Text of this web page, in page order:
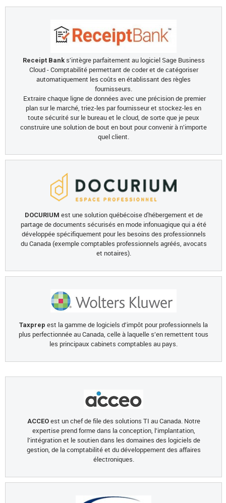
Receipt Banks’intègre parfaitement au logiciel Sage Business
Cloud - Comptabilité permettant de coder et de catégoriser
automatiquement les coûts en établissant des règles
fournisseurs.
Extraire chaque ligne de données avec une précision de premier
plan sur le marché, triez-les par fournisseur et stockez-les en
toute sécurité sur le bureau et le cloud, de sorte que je peux
construire une solution de bout en bout pour convenir à n’importe
quel client.
DOCURIUM est une solution québécoise d'hébergement et de
partage de documents sécurisés en mode infonuagique qui a été
développée spécifiquement pour les besoins des professionnels
du Canada (exemple comptables professionnels agréés, avocats
et notaires).
Taxprep est la gamme de logiciels d’impôt pour professionnels la
plus perfectionnée au Canada, celle à laquelle s’en remettent tous
les principaux cabinets comptables au pays.
ACCEOest un chef de file des solutions TI au Canada. Notre
expertise prend forme dans la conception, l’implantation,
l’intégration et le soutien dans les domaines des logiciels de
gestion, de la comptabilité et du développement des affaires
électroniques.